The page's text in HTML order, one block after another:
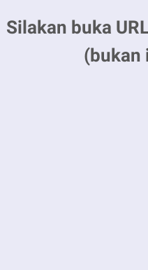
Silakan buka
(bukan